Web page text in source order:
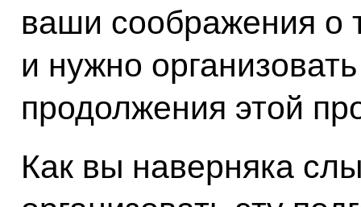
ваши соображения о
и нужно
продолжения этой
Как вы наверняка